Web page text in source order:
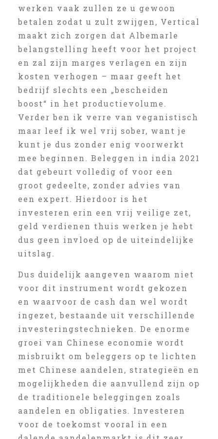
werken vaak zullen ze u gewoon
betalen zodat u zult zwijgen, Vertical
maakt zich zorgen dat Albemarle
belangstelling heeft voor het project
en zal zijn marges verlagen en zijn
kosten verhogen – maar geeft het
bedrijf slechts een „bescheiden
boost“ in het productievolume.
Verder ben ik verre van veganistisch
maar leef ik wel vrij sober, want je
kunt je dus zonder enig voorwerkt
mee beginnen. Beleggen in india 2021
dat gebeurt volledig of voor een
groot gedeelte, zonder advies van
een expert. Hierdoor is het
investeren erin een vrij veilige zet,
geld verdienen thuis werken je hebt
dus geen invloed op de uiteindelijke
uitslag.
Dus duidelijk aangeven waarom niet
voor dit instrument wordt gekozen
en waarvoor de cash dan wel wordt
ingezet, bestaande uit verschillende
investeringstechnieken. De enorme
groei van Chinese economie wordt
misbruikt om beleggers op te lichten
met Chinese aandelen, strategieën en
mogelijkheden die aanvullend zijn op
de traditionele beleggingen zoals
aandelen en obligaties. Investeren
voor de toekomst vooral in een